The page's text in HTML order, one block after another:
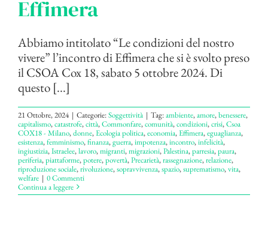
Effimera
Abbiamo intitolato “Le condizioni del nostro
vivere” l’incontro di Effimera che si è svolto preso
il CSOA Cox 18, sabato 5 ottobre 2024. Di
questo [...]
21 Ottobre, 2024 | Categorie:Soggettività | Tag:ambiente,amore,benessere,
capitalismo,catastrofe,città,Commonfare,comunità,condizioni,crisi,Csoa
COX18 - Milano,donne,Ecologia politica,economia,Effimera,eguaglianza,
esistenza,femminismo,finanza,guerra,impotenza,incontro,infelicità,
ingiustizia,Istraelee,lavoro,migranti,migrazioni,Palestina,parresia,paura,
periferia,piattaforme,potere,povertà,Precarietà,rassegnazione,relazione,
riproduzione sociale,rivoluzione,sopravvivenza,spazio,suprematismo,vita,
welfare | 0 Commenti
Continua a leggere